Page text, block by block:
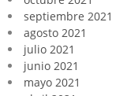
septiembre 2021
agosto 2021
julio 2021
junio 2021
mayo 2021